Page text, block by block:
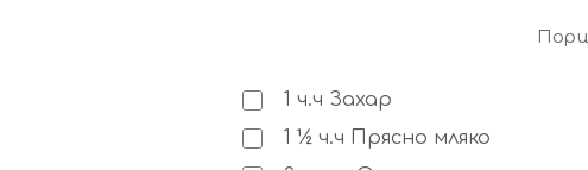
1 ч.ч Захар
1 ½ ч.ч Прясно мляко